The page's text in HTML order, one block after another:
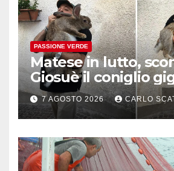
PASSIONE VERDE
Matese in lutto,
Giosuè il coniglio
pluripremiato
7 AGOSTO 2026 CARLO